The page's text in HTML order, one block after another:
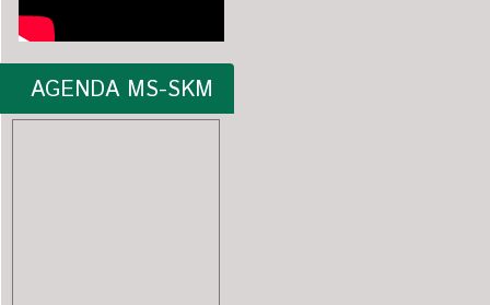
AGENDA MS-SKM